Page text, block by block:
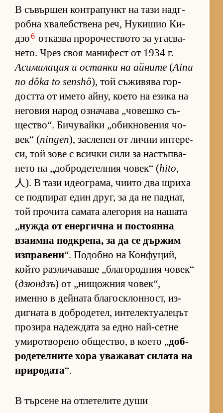
В съ­вър­шен кон­т­ра­пункт на тази над­г­
робна хва­леб­с­т­вена реч, Ну­ки­шио Ки­
дзо6 от­казва про­ро­чес­т­вото за угас­ва­
не­то. Чрез своя ма­ни­фест от 1934 г.
Аси­ми­ла­ция и ос­танки на ай­ните (Ainu
no dôka to senshô), той съ­жи­вява гор­
достта от името ай­ну, ко­ето на езика на
не­го­вия на­род оз­на­чава „чо­вешко съ­
щес­т­во“. Би­чу­вайки „о­бик­но­ве­ния чо­
век“ (ningen), зас­ле­пен от лични ин­те­ре­
си, той зове с всички сили за нас­тъп­ва­
нето на „доб­ро­де­тел­ния чо­век“ (hito,
人). В тази иде­ог­ра­ма, чи­ито два щриха
се под­пи­рат един друг, за да не пад­нат,
той про­чита са­мата але­го­рия на на­шата
„нужда от енер­гична и пос­то­янна
вза­имна под­к­ре­па, за да се дър­жим
из­п­ра­вени“. По­добно на Кон­фу­ций,
който раз­ли­ча­ваше „бла­го­род­ния чо­век“
(дзюндзъ) от „ни­щож­ния чо­век“,
именно в дей­ната бла­гос­к­лон­ност, из­
диг­ната в доб­ро­де­тел, ин­те­лек­ту­а­ле­цът
про­зира на­деж­дата за едно най-сетне
уми­рот­во­рено об­щес­т­во, в ко­ето „доб­
ро­де­тел­ните хора ува­жа­ват си­лата на
при­ро­дата“.
В търсене на отлетелите души